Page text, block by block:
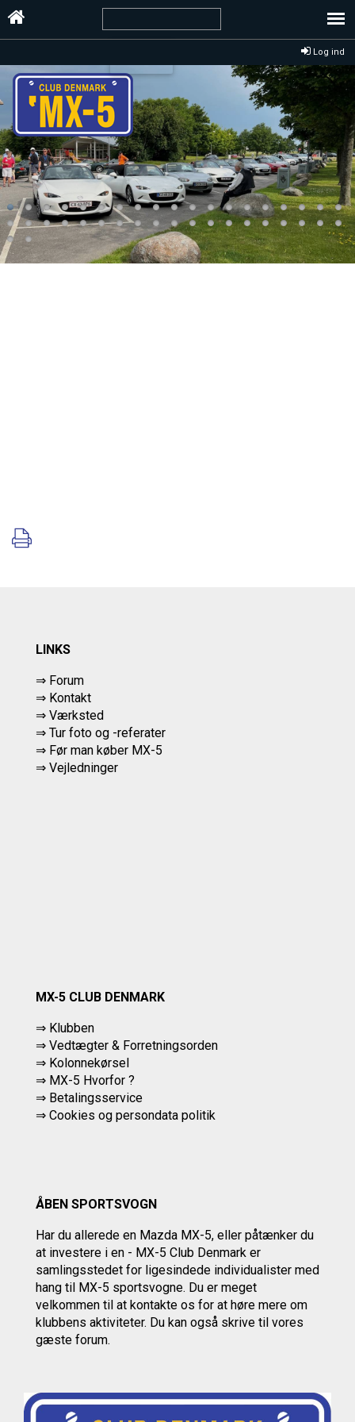
Log ind
LINKS
⇒ Forum
⇒ Kontakt
⇒ Værksted
⇒ Tur foto og -referater
⇒ Før man køber MX-5
⇒ Vejledninger
MX-5 CLUB DENMARK
⇒ Klubben
⇒ Vedtægter & Forretningsorden
⇒ Kolonnekørsel
⇒ MX-5 Hvorfor ?
⇒ Betalingsservice
⇒ Cookies og persondata politik
ÅBEN SPORTSVOGN
Har du allerede en Mazda MX-5, eller påtænker du
at investere i en - MX-5 Club Denmark er
samlingsstedet for ligesindede individualister med
hang til MX-5 sportsvogne. Du er meget
velkommen til at kontakte os for at høre mere om
klubbens aktiviteter. Du kan også skrive til vores
gæste forum.